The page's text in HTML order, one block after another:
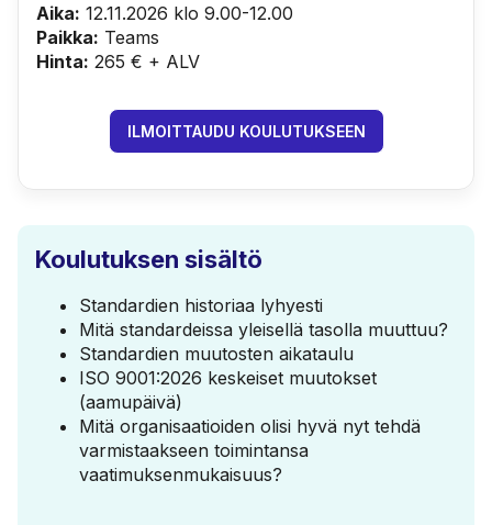
Aika: 12.11.2026 klo 9.00-12.00
Paikka: Teams
Hinta: 265 € + ALV
ILMOITTAUDU KOULUTUKSEEN
Koulutuksen sisältö
Standardien historiaa lyhyesti
Mitä standardeissa yleisellä tasolla muuttuu?
Standardien muutosten aikataulu
ISO 9001:2026 keskeiset muutokset
(aamupäivä)
Mitä organisaatioiden olisi hyvä nyt tehdä
varmistaakseen toimintansa
vaatimuksenmukaisuus?